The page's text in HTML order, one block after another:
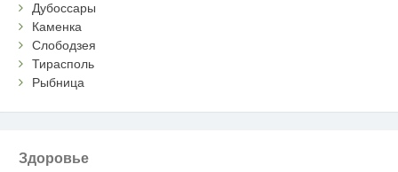
Дубоссары
Каменка
Слободзея
Тирасполь
Рыбница
Здоровье